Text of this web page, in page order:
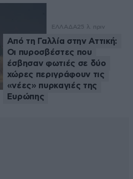
ΕΛΛΑΔΑ25 λ. πριν
Από τη Γαλλία στην Αττική:
Οι πυροσβέστες που
έσβησαν φωτιές σε δύο
χώρες περιγράφουν τις
«νέες» πυρκαγιές της
Ευρώπης